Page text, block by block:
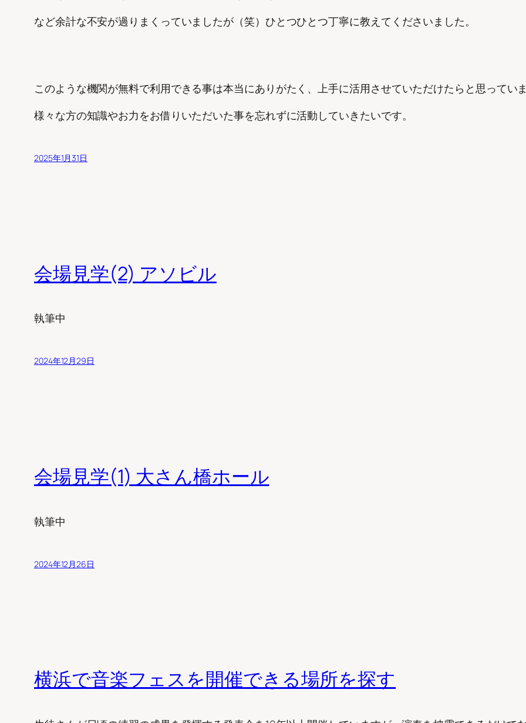
など余計な不安が過りまくっていましたが（笑）ひとつひとつ丁寧に教えてくださいました。
このような機関が無料で利用できる事は本当にありがたく、上手に活用させていただけたらと思ってい
様々な方の知識やお力をお借りいただいた事を忘れずに活動していきたいです。
2025年1月31日
会場見学(2) アソビル
執筆中
2024年12月29日
会場見学(1) 大さん橋ホール
執筆中
2024年12月26日
横浜で音楽フェスを開催できる場所を探す